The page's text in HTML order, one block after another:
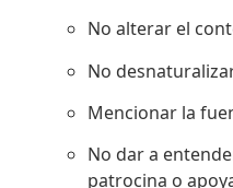
No alterar el
No
Mencionar la
No dar a
patrocina o